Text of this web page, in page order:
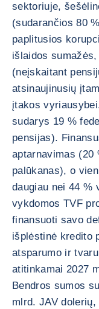
sektoriuje,
(sudarančios 80
paplitusios
išlaidos
(neįskaitant
atsinaujinusių
įtakos
sudarys 19 %
pensijas).
aptarnavimas (20
palūkanas), o
daugiau nei 44 %
vykdomos TVF
finansuoti savo
išplėstinė kredito
atsparumo ir
atitinkamai 2027
Bendros sumos
mlrd. JAV